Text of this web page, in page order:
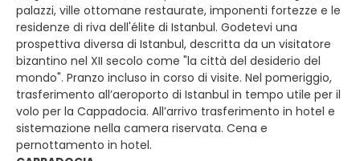
palazzi, ville ottomane restaurate, imponenti fortezze e le
residenze di riva dell'élite di Istanbul. Godetevi una
prospettiva diversa di Istanbul, descritta da un visitatore
bizantino nel XII secolo come "la città del desiderio del
mondo". Pranzo incluso in corso di visite. Nel pomeriggio,
trasferimento all’aeroporto di Istanbul in tempo utile per il
volo per la Cappadocia. All’arrivo trasferimento in hotel e
sistemazione nella camera riservata. Cena e
pernottamento in hotel.